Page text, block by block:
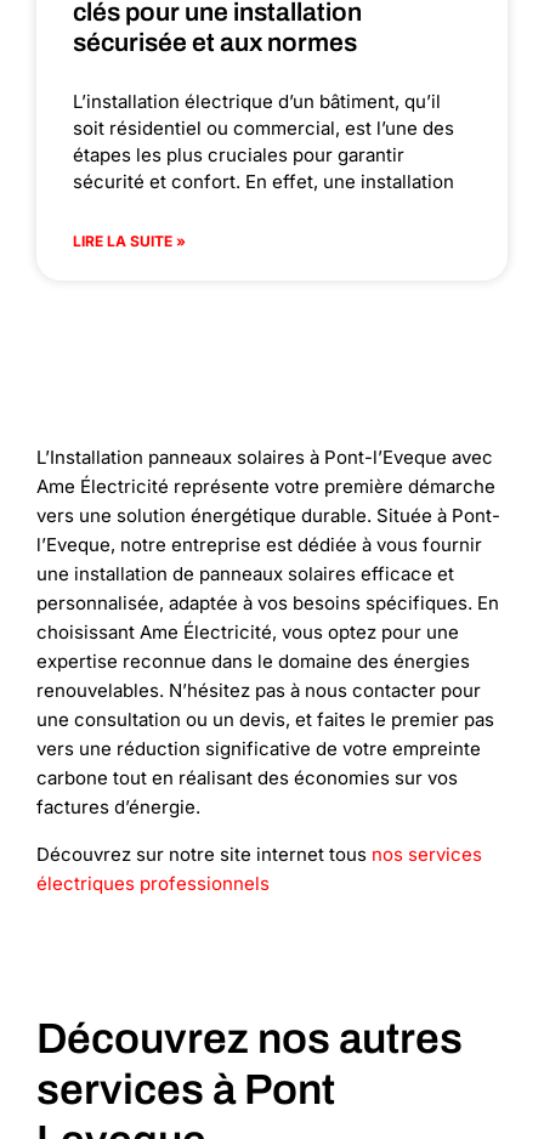
clés pour une installation
sécurisée et aux normes
L’installation électrique d’un bâtiment, qu’il
soit résidentiel ou commercial, est l’une des
étapes les plus cruciales pour garantir
sécurité et confort. En effet, une installation
LIRE LA SUITE »
L’Installation panneaux solaires à Pont-l’Eveque avec
Ame Électricité représente votre première démarche
vers une solution énergétique durable. Située à Pont-
l’Eveque, notre entreprise est dédiée à vous fournir
une installation de panneaux solaires efficace et
personnalisée, adaptée à vos besoins spécifiques. En
choisissant Ame Électricité, vous optez pour une
expertise reconnue dans le domaine des énergies
renouvelables. N’hésitez pas à nous contacter pour
une consultation ou un devis, et faites le premier pas
vers une réduction significative de votre empreinte
carbone tout en réalisant des économies sur vos
factures d’énergie.
Découvrez sur notre site internet tous nos services
électriques professionnels
Découvrez nos autres
services à Pont